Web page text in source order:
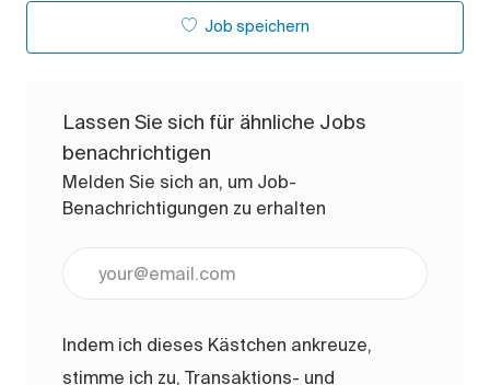
Job speichern
Lassen Sie sich für ähnliche Jobs
benachrichtigen
Melden Sie sich an, um Job-
Benachrichtigungen zu erhalten
Indem ich dieses Kästchen ankreuze,
stimme ich zu, Transaktions- und